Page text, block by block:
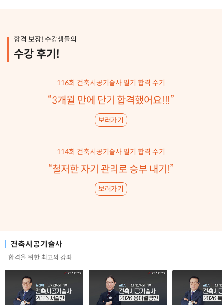
합격 보장! 수강생들의
수강 후기!
116회 건축시공기술사 필기 합격 수기
“3개월 만에 단기 합격했어요!!!”
보러가기
114회 건축시공기술사 필기 합격 수기
“철저한 자기 관리로 승부 내기!”
보러가기
건축시공기술사
합격을 위한 최고의 강좌